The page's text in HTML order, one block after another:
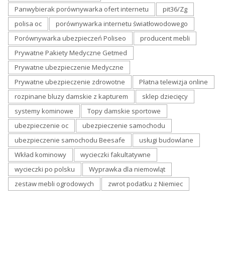
Panwybierak porównywarka ofert internetu
pit36/Zg
polisa oc
porównywarka internetu światłowodowego
Porównywarka ubezpieczeń Poliseo
producent mebli
Prywatne Pakiety Medyczne Getmed
Prywatne ubezpieczenie Medyczne
Prywatne ubezpieczenie zdrowotne
Płatna telewizja online
rozpinane bluzy damskie z kapturem
sklep dziecięcy
systemy kominowe
Topy damskie sportowe
ubezpieczenie oc
ubezpieczenie samochodu
ubezpieczenie samochodu Beesafe
usługi budowlane
Wkład kominowy
wycieczki fakultatywne
wycieczki po polsku
Wyprawka dla niemowląt
zestaw mebli ogrodowych
zwrot podatku z Niemiec